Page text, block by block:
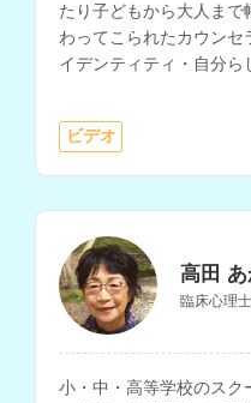
たり子どもから大人まで
わってこられたカウン
イデンティティ・自分ら
路、発達障害などの相
ビデオ
高田 あ
臨床心理
小・中・高等学校のスク